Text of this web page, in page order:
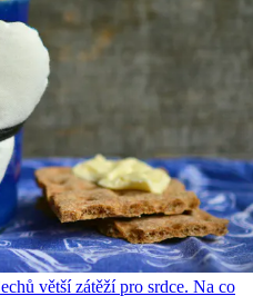
větší zátěží pro srdce. Na co